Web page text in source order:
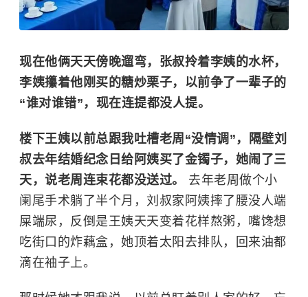
现在他俩天天傍晚遛弯，张叔拎着李姨的水杯，
李姨攥着他刚买的糖炒栗子，以前争了一辈子的
“谁对谁错”，现在连提都没人提。
楼下王姨以前总跟我吐槽老周“没情调”，隔壁刘
叔去年结婚纪念日给阿姨买了金镯子，她闹了三
天，说老周连束花都没送过。 去年老周做个小
阑尾手术躺了半个月，刘叔家阿姨摔了腰没人端
屎端尿，反倒是王姨天天变着花样熬粥，嘴馋想
吃街口的炸藕盒，她顶着太阳去排队，回来油都
滴在袖子上。